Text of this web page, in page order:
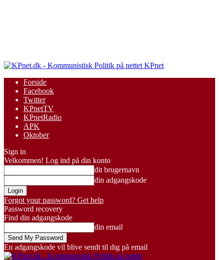
KPnet
Forside
Facebook
Twitter
KPnetTV
KPnetRadio
APK
Oktober
Sign in
Velkommen! Log ind på din konto
dit brugernavn
din adgangskode
Forgot your password? Get help
Password recovery
Find din adgangskode
din email
En adgangskode vil blive sendt til dig på email